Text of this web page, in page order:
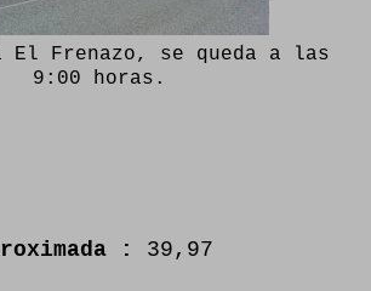
El Frenazo, se queda a las
9:00 horas.
:
39,97